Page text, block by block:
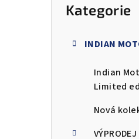
Přeskočit
kategorie
Kategorie
INDIAN
Indian
Limited
Nová
VÝPRODEJ